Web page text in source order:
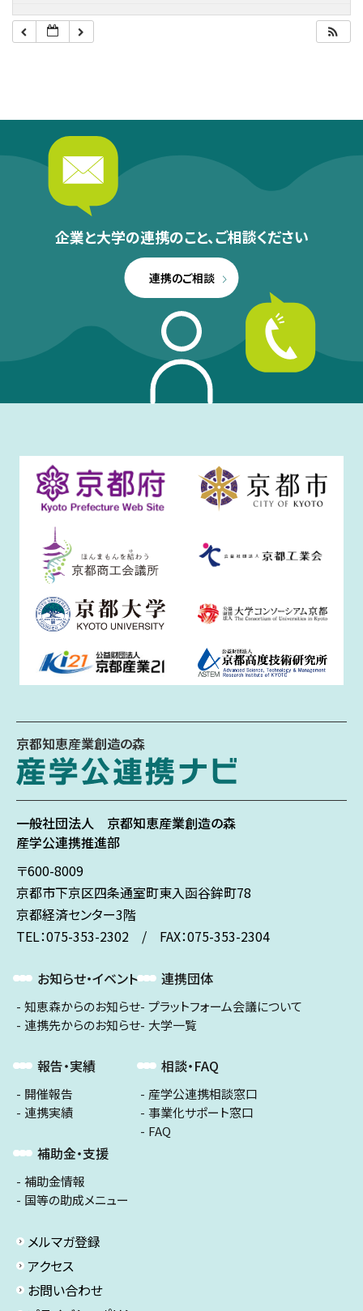
企業と大学の連携のこと、ご相談ください
連携のご相談
京都知恵産業創造の森
一般社団法人 京都知恵産業創造の森
産学公連携推進部
〒600-8009
京都市下京区四条通室町東入函谷鉾町78
京都経済センター3階
TEL：075-353-2302 / FAX：075-353-2304
お知らせ・イベント
知恵森からのお知らせ
連携先からのお知らせ
報告・実績
開催報告
連携実績
補助金・支援
補助金情報
国等の助成メニュー
連携団体
プラットフォーム会議について
大学一覧
相談・FAQ
産学公連携相談窓口
事業化サポート窓口
FAQ
メルマガ登録
アクセス
お問い合わせ